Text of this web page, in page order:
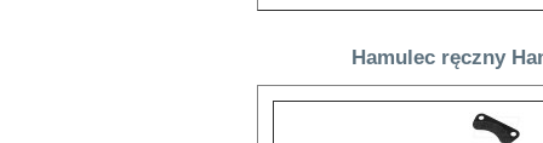
Hamulec ręczny